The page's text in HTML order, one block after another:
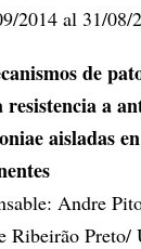
2014 al 31/08/
de
a
aisladas
Andre
Ribeirão Preto/